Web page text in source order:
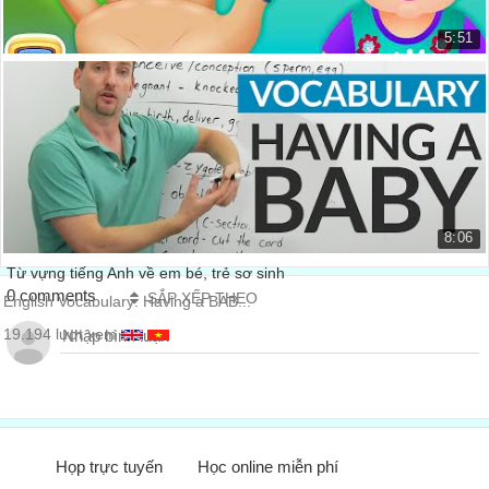
5:51
Bài hát gia đình ngón tay
The Finger Family Song ChuChu T...
25.876 lượt xem
8:06
Từ vựng tiếng Anh về em bé, trẻ sơ sinh
English Vocabulary: Having a BAB...
19.194 lượt xem
0 comments SẮP XẾP THEO
Họp trực tuyến Học online miễn phí